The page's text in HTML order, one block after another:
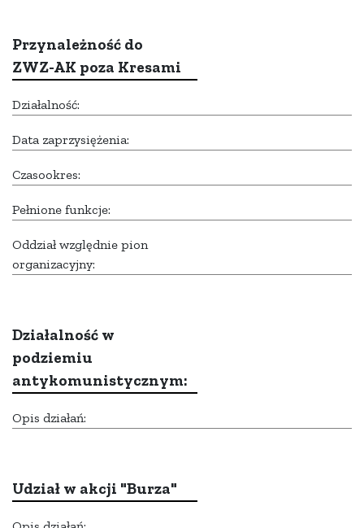
Przynależność do
ZWZ-AK poza Kresami
Działalność:
Data zaprzysiężenia:
Czasookres:
Pełnione funkcje:
Oddział względnie pion
organizacyjny:
Działalność w
podziemiu
antykomunistycznym:
Opis działań:
Udział w akcji "Burza"